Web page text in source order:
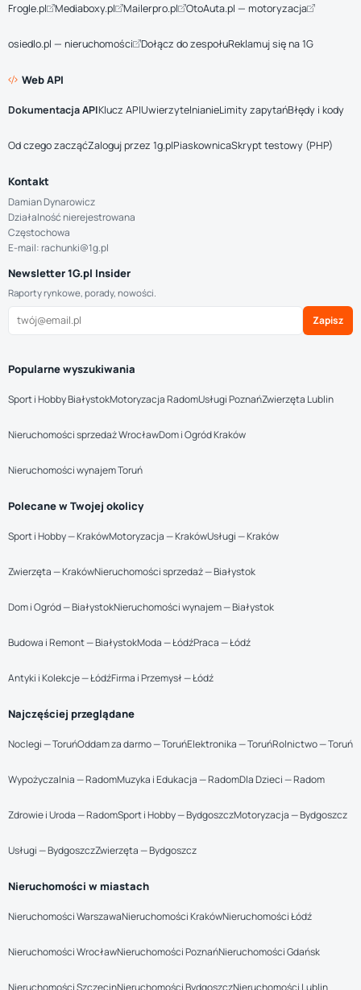
Frogle.pl Mediaboxy.pl Mailerpro.pl OtoAuta.pl — motoryzacja
osiedlo.pl — nieruchomości Dołącz do zespołuReklamuj się na 1G
Web API
Dokumentacja APIKlucz APIUwierzytelnianieLimity zapytańBłędy i kody
Od czego zacząćZaloguj przez 1g.plPiaskownicaSkrypt testowy (PHP)
Kontakt
Damian Dynarowicz
Działalność nierejestrowana
Częstochowa
E-mail: rachunki@1g.pl
Newsletter 1G.pl Insider
Raporty rynkowe, porady, nowości.
Zapisz
Popularne wyszukiwania
Sport i Hobby BiałystokMotoryzacja RadomUsługi PoznańZwierzęta Lublin
Nieruchomości sprzedaż WrocławDom i Ogród Kraków
Nieruchomości wynajem Toruń
Polecane w Twojej okolicy
Sport i Hobby — KrakówMotoryzacja — KrakówUsługi — Kraków
Zwierzęta — KrakówNieruchomości sprzedaż — Białystok
Dom i Ogród — BiałystokNieruchomości wynajem — Białystok
Budowa i Remont — BiałystokModa — ŁódźPraca — Łódź
Antyki i Kolekcje — ŁódźFirma i Przemysł — Łódź
Najczęściej przeglądane
Noclegi — ToruńOddam za darmo — ToruńElektronika — ToruńRolnictwo — Toruń
Wypożyczalnia — RadomMuzyka i Edukacja — RadomDla Dzieci — Radom
Zdrowie i Uroda — RadomSport i Hobby — BydgoszczMotoryzacja — Bydgoszcz
Usługi — BydgoszczZwierzęta — Bydgoszcz
Nieruchomości w miastach
Nieruchomości WarszawaNieruchomości KrakówNieruchomości Łódź
Nieruchomości WrocławNieruchomości PoznańNieruchomości Gdańsk
Nieruchomości SzczecinNieruchomości BydgoszczNieruchomości Lublin